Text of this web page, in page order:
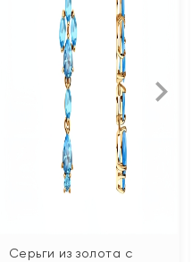
Серьги из золота с